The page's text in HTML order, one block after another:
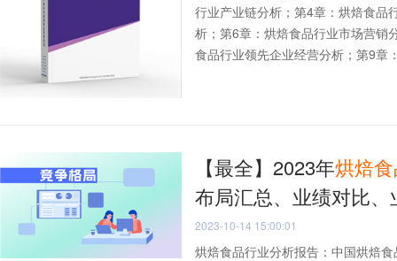
行业产业链分析；第4章：烘焙食品
析；第6章：烘焙食品行业市场营销
食品行业领先企业经营分析；第9章
【最全】2023年烘焙
布局汇总、业绩对比、
2023-10-14 15:00:01
烘焙食品行业分析报告：中国烘焙